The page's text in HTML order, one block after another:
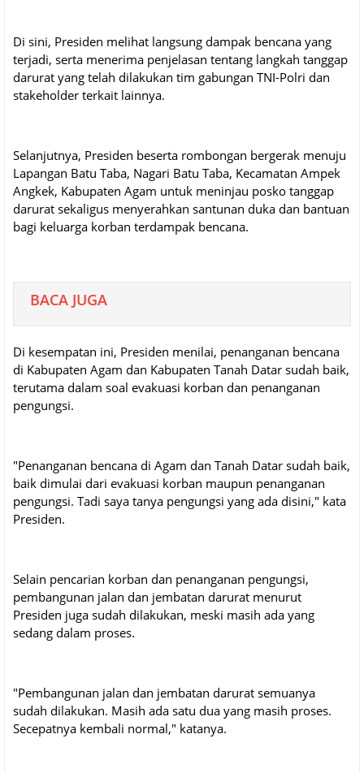
Di sini, Presiden melihat langsung dampak bencana yang
terjadi, serta menerima penjelasan tentang langkah tanggap
darurat yang telah dilakukan tim gabungan TNI-Polri dan
stakeholder terkait lainnya.
Selanjutnya, Presiden beserta rombongan bergerak menuju
Lapangan Batu Taba, Nagari Batu Taba, Kecamatan Ampek
Angkek, Kabupaten Agam untuk meninjau posko tanggap
darurat sekaligus menyerahkan santunan duka dan bantuan
bagi keluarga korban terdampak bencana.
BACA JUGA
Di kesempatan ini, Presiden menilai, penanganan bencana
di Kabupaten Agam dan Kabupaten Tanah Datar sudah baik,
terutama dalam soal evakuasi korban dan penanganan
pengungsi.
"Penanganan bencana di Agam dan Tanah Datar sudah baik,
baik dimulai dari evakuasi korban maupun penanganan
pengungsi. Tadi saya tanya pengungsi yang ada disini," kata
Presiden.
Selain pencarian korban dan penanganan pengungsi,
pembangunan jalan dan jembatan darurat menurut
Presiden juga sudah dilakukan, meski masih ada yang
sedang dalam proses.
"Pembangunan jalan dan jembatan darurat semuanya
sudah dilakukan. Masih ada satu dua yang masih proses.
Secepatnya kembali normal," katanya.